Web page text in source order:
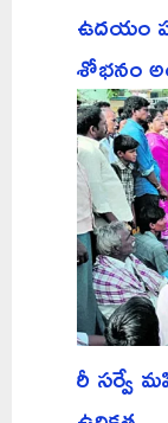
ఉదయం
శోభనం
రీ సర్వే